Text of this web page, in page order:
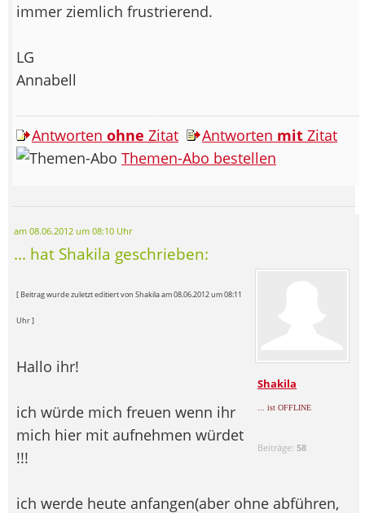
immer ziemlich frustrierend.
LG
Annabell
Antworten ohne Zitat Antworten mit Zitat
Themen-Abo bestellen
am 08.06.2012 um 08:10 Uhr
... hat Shakila geschrieben:
Shakila
... ist OFFLINE
Beiträge: 58
[ Beitrag wurde zuletzt editiert von Shakila am 08.06.2012 um 08:11
Uhr ]
Hallo ihr!
ich würde mich freuen wenn ihr
mich hier mit aufnehmen würdet
!!!
ich werde heute anfangen(aber ohne abführen,